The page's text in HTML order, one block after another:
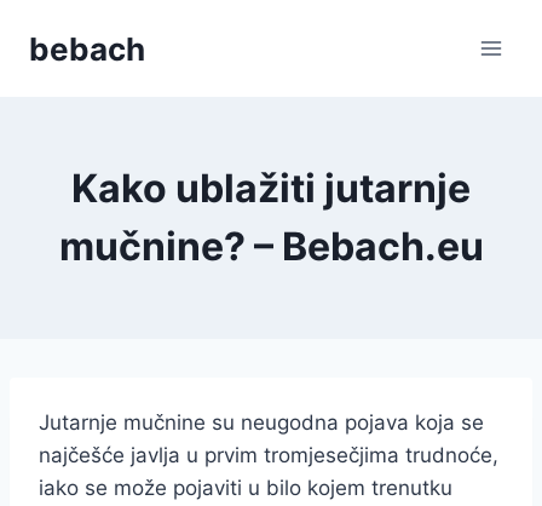
bebach
Kako ublažiti jutarnje
mučnine? – Bebach.eu
Jutarnje mučnine su neugodna pojava koja se
najčešće javlja u prvim tromjesečjima trudnoće,
iako se može pojaviti u bilo kojem trenutku